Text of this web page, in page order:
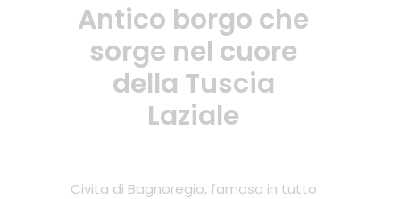
Antico borgo che
sorge nel cuore
della Tuscia
Laziale
Civita di Bagnoregio, famosa in tutto